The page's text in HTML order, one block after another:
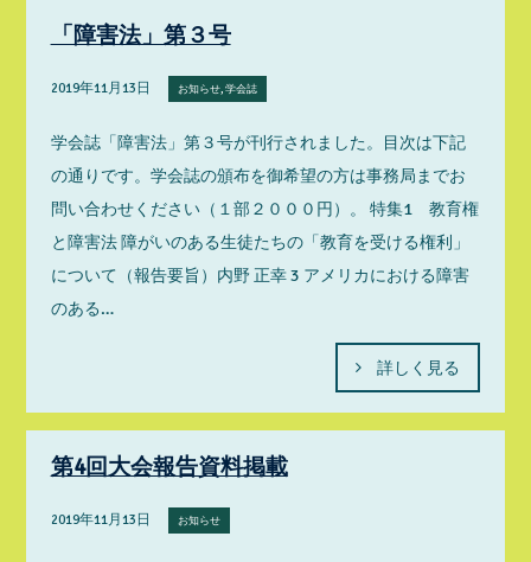
「障害法」第３号
2019年11月13日 お知らせ, 学会誌
学会誌「障害法」第３号が刊行されました。目次は下記
の通りです。学会誌の頒布を御希望の方は事務局までお
問い合わせください（１部２０００円）。 特集1 教育権
と障害法 障がいのある生徒たちの「教育を受ける権利」
について（報告要旨）内野 正幸 3 アメリカにおける障害
のある…
詳しく見る
第4回大会報告資料掲載
2019年11月13日 お知らせ